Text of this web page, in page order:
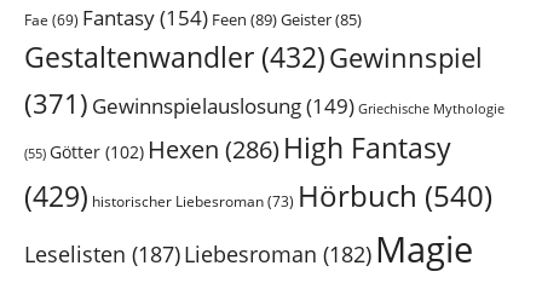
Fae (69) Fantasy(154) Feen (89)Geister(85)
Gestaltenwandler (432)Gewinnspiel
(371) Gewinnspielauslosung(149) Griechische Mythologie
(55) Götter (102) Hexen (286) High Fantasy
(429) historischer Liebesroman(73) Hörbuch (540)
Leselisten (187)Liebesroman (182) Magie